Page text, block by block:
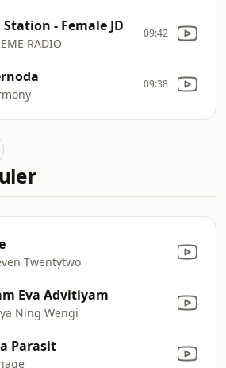
Station - Female JD
RADIO
09:42
09:38
Twentytwo
Eva Advitiyam
Ning Wengi
Parasit